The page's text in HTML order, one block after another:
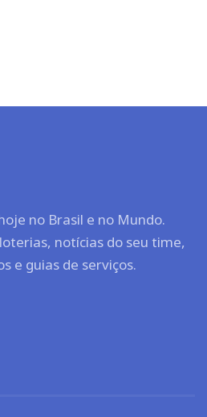
no Brasil e no Mundo.
notícias do seu time,
e guias de serviços.